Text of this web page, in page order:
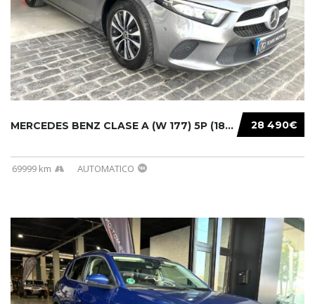
28 490€
MERCEDES BENZ CLASE A (W 177) 5P (18-) 2020....
69999 km AUTOMATICO